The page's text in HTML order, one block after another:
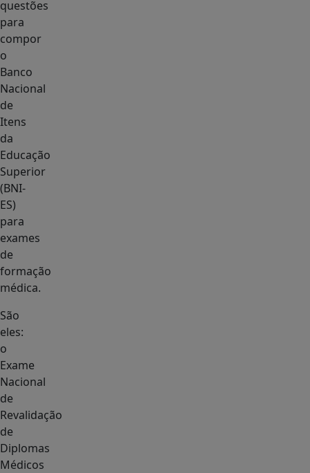
questões
para
compor
o
Banco
Nacional
de
Itens
da
Educação
Superior
(BNI-
ES)
para
exames
de
formação
médica.
São
eles:
o
Exame
Nacional
de
Revalidação
de
Diplomas
Médicos